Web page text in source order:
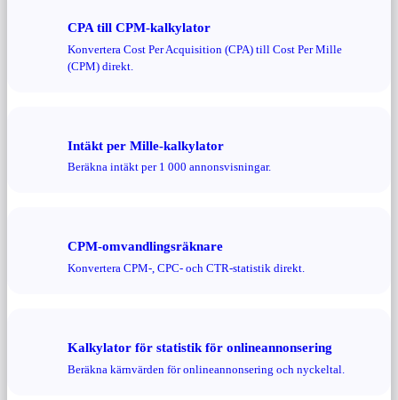
CPA till CPM-kalkylator
Konvertera Cost Per Acquisition (CPA) till Cost Per Mille
(CPM) direkt.
Intäkt per Mille-kalkylator
Beräkna intäkt per 1 000 annonsvisningar.
CPM-omvandlingsräknare
Konvertera CPM-, CPC- och CTR-statistik direkt.
Kalkylator för statistik för onlineannonsering
Beräkna kärnvärden för onlineannonsering och nyckeltal.